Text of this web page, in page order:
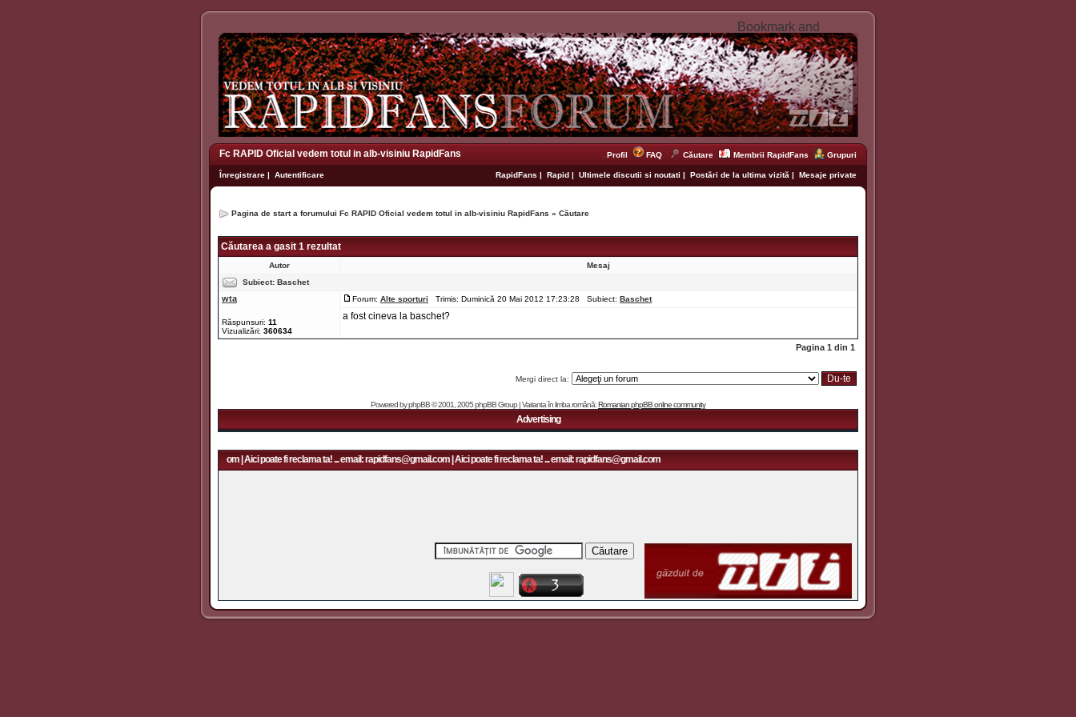
Fc RAPID Oficial vedem totul in alb-visiniu RapidFans Profil FAQ Căutare Membrii RapidFans Grupuri
Înregistrare | Autentificare RapidFans | Rapid | Ultimele discutii si noutati | Postări de la ultima vizită | Mesaje private
Pagina de start a forumului Fc RAPID Oficial vedem totul in alb-visiniu RapidFans » Căutare
Căutarea a gasit 1 rezultat
Autor
Mesaj
Subiect: Baschet
wta
Răspunsuri: 11
Vizualizări: 360634
Forum: Alte sporturi Trimis: Duminică 20 Mai 2012 17:23:28 Subiect: Baschet
a fost cineva la baschet?
Pagina 1 din 1
Mergi direct la:
Powered byphpBB© 2001, 2005 phpBB Group | Varianta în limba română:Romanian phpBB online community
Advertising
Aici poate fi reclama ta! ... email: rapidfans@gmail.com | Aici poate fi reclama ta! ... email: rapidfans@gmail.com | Aici poate fi reclama ta! ... email: rapidfans@gmail.com